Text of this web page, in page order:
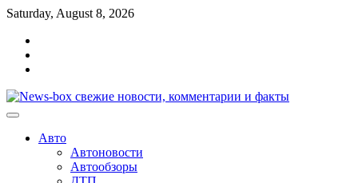
Перейти
содержимому
Saturday, August 8, 2026
Авто
Автоновости
Автообзоры